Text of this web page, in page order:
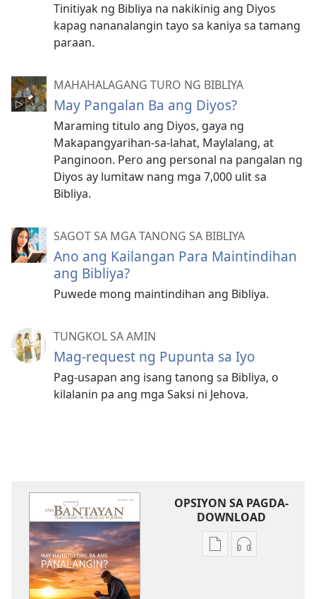
Tinitiyak ng Bibliya na nakikinig ang Diyos
kapag nananalangin tayo sa kaniya sa tamang
paraan.
MAHAHALAGANG TURO NG BIBLIYA
May Pangalan Ba ang Diyos?
Maraming titulo ang Diyos, gaya ng
Makapangyarihan-sa-lahat, Maylalang, at
Panginoon. Pero ang personal na pangalan ng
Diyos ay lumitaw nang mga 7,000 ulit sa
Bibliya.
SAGOT SA MGA TANONG SA BIBLIYA
Ano ang Kailangan Para Maintindihan
ang Bibliya?
Puwede mong maintindihan ang Bibliya.
TUNGKOL SA AMIN
Mag-request ng Pupunta sa Iyo
Pag-usapan ang isang tanong sa Bibliya, o
kilalanin pa ang mga Saksi ni Jehova.
OPSIYON SA PAGDA-
DOWNLOAD
OpsiyonOpsiyon